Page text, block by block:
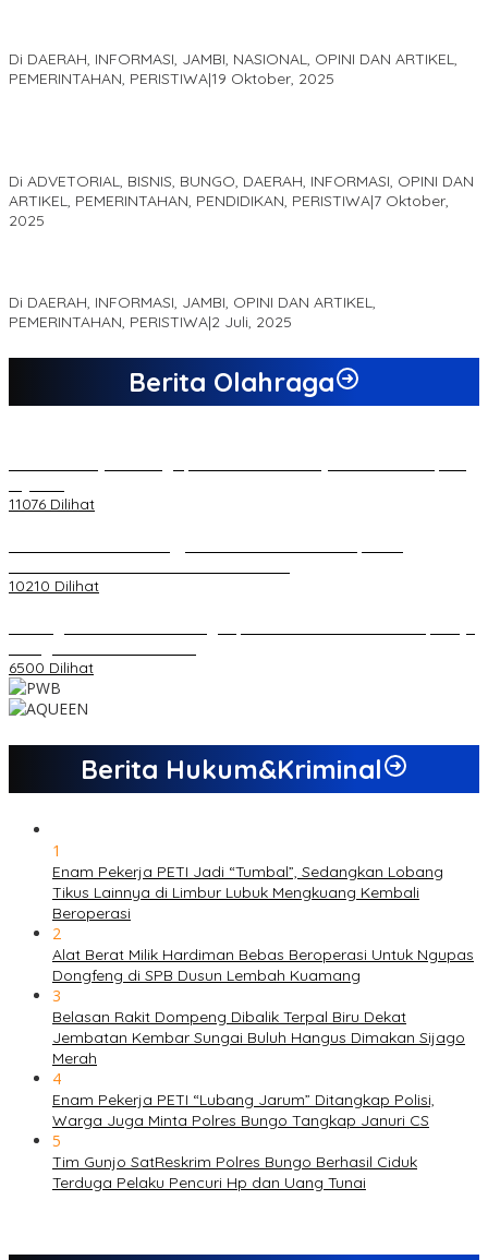
Di DAERAH, INFORMASI, JAMBI, NASIONAL, OPINI DAN ARTIKEL,
PEMERINTAHAN, PERISTIWA|19 Oktober, 2025
Di ADVETORIAL, BISNIS, BUNGO, DAERAH, INFORMASI, OPINI DAN
ARTIKEL, PEMERINTAHAN, PENDIDIKAN, PERISTIWA|7 Oktober,
2025
Di DAERAH, INFORMASI, JAMBI, OPINI DAN ARTIKEL,
PEMERINTAHAN, PERISTIWA|2 Juli, 2025
Berita Olahraga
11076 Dilihat
10210 Dilihat
6500 Dilihat
Berita Hukum&Kriminal
1
Enam Pekerja PETI Jadi “Tumbal”, Sedangkan Lobang
Tikus Lainnya di Limbur Lubuk Mengkuang Kembali
Beroperasi
2
Alat Berat Milik Hardiman Bebas Beroperasi Untuk Ngupas
Dongfeng di SPB Dusun Lembah Kuamang
3
Belasan Rakit Dompeng Dibalik Terpal Biru Dekat
Jembatan Kembar Sungai Buluh Hangus Dimakan Sijago
Merah
4
Enam Pekerja PETI “Lubang Jarum” Ditangkap Polisi,
Warga Juga Minta Polres Bungo Tangkap Januri CS
5
Tim Gunjo SatReskrim Polres Bungo Berhasil Ciduk
Terduga Pelaku Pencuri Hp dan Uang Tunai